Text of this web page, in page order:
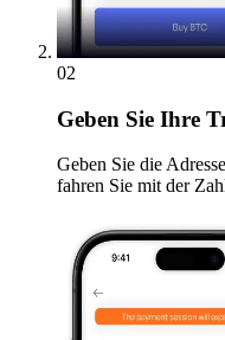
02
Geben Sie Ihre
Geben Sie die
fahren Sie mit der